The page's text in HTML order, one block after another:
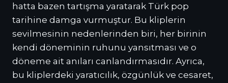
hatta bazen tartışma yaratarak Türk pop
tarihine damga vurmuştur. Bu kliplerin
sevilmesinin nedenlerinden biri, her birinin
kendi döneminin ruhunu yansıtması ve o
döneme ait anıları canlandırmasıdır. Ayrıca,
bu kliplerdeki yaratıcılık, özgünlük ve cesaret,